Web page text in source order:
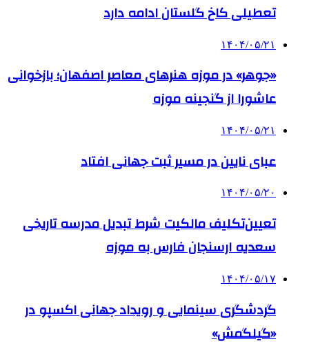
تعطیلی کاخ گلستان ادامه دارد
۱۴۰۴/۰۵/۲۱
«جوهر» در موزه هنرهای معاصر اصفهان؛ بازخوانی
عاشورا از گنجینه موزه
۱۴۰۴/۰۵/۲۱
عبای نایین در مسیر ثبت جهانی افتاد
۱۴۰۴/۰۵/۲۰
تعیین‌تکلیف مالکیت شرط تبدیل مدرسه تاریخی
سعدیه ارسنجان فارس به موزه
۱۴۰۴/۰۵/۱۷
گردشگری سینمایی و رویداد جهانی اکسپو در
«گیلگمش»